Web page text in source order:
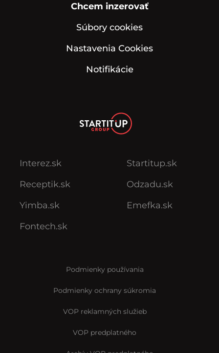
Chcem inzerovať
Súbory cookies
Nastavenia Cookies
Notifikácie
Interez.sk
Receptik.sk
Yimba.sk
Fontech.sk
Startitup.sk
Odzadu.sk
Emefka.sk
Podmienky používania
Podmienky ochrany súkromia
VOP reklamných služieb
VOP predplatného